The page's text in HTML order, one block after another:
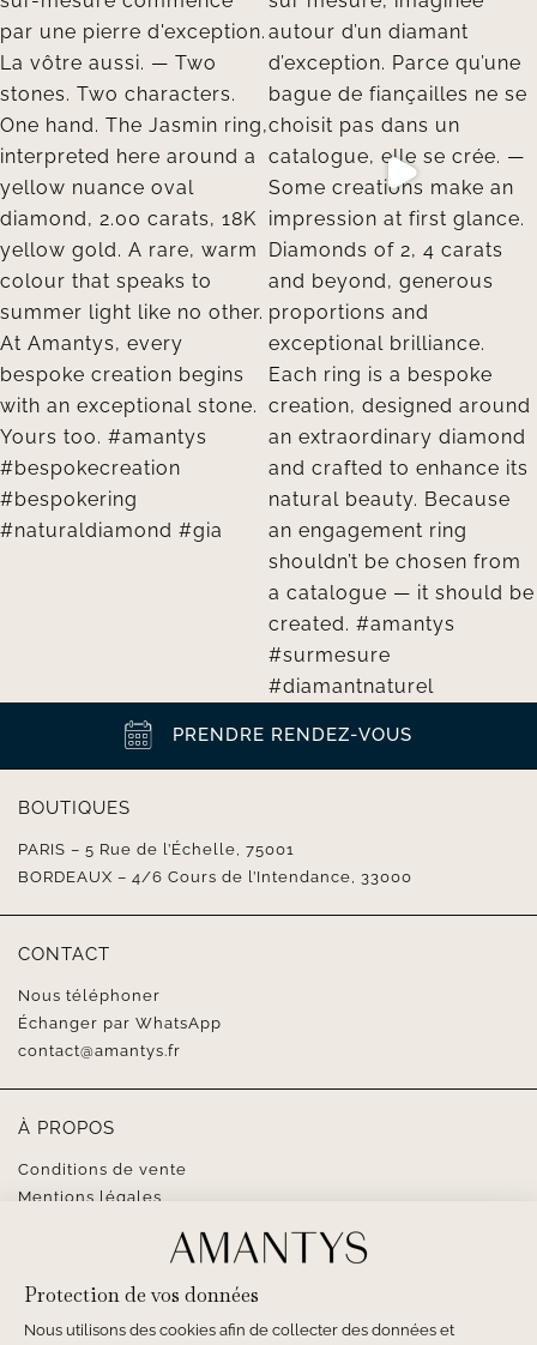
PRENDRE RENDEZ-VOUS
BOUTIQUES
PARIS – 5 Rue de l’Échelle, 75001
BORDEAUX – 4/6 Cours de l’Intendance, 33000
CONTACT
Nous téléphoner
Échanger par WhatsApp
contact@amantys.fr
À PROPOS
Conditions de vente
Mentions légales